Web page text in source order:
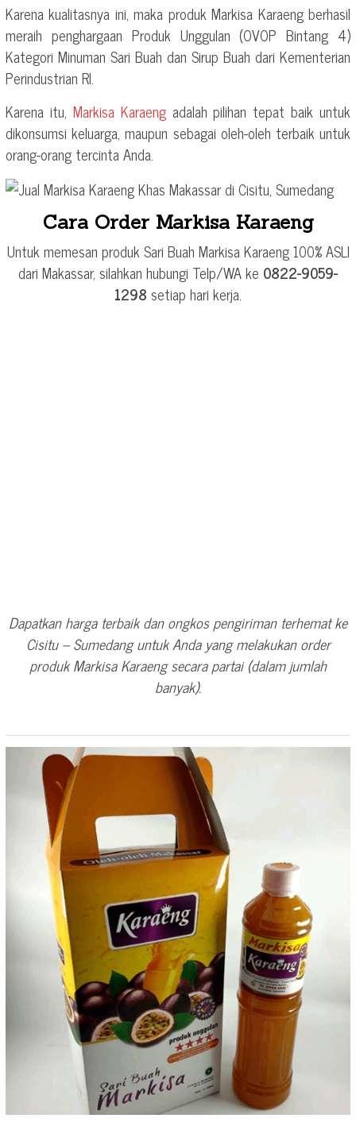
Karena kualitasnya ini, maka produk Markisa Karaeng berhasil
meraih penghargaan Produk Unggulan (OVOP Bintang 4)
Kategori Minuman Sari Buah dan Sirup Buah dari Kementerian
Perindustrian RI.
Karena itu, Markisa Karaengadalah pilihan tepat baik untuk
dikonsumsi keluarga, maupun sebagai oleh-oleh terbaik untuk
orang-orang tercinta Anda.
Cara Order Markisa Karaeng
Untuk memesan produk Sari Buah Markisa Karaeng 100% ASLI
dari Makassar, silahkan hubungi Telp/WA ke 0822-9059-
1298 setiap hari kerja.
Dapatkan harga terbaik dan ongkos pengiriman terhemat ke
Cisitu – Sumedang untuk Anda yang melakukan order
produk Markisa Karaeng secara partai (dalam jumlah
banyak).